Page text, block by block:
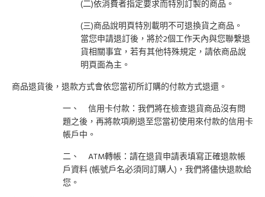
(二)依消費者指定要求而特別訂製的商品。
(三)商品說明頁特別載明不可退換貨之商品。
當您申請退訂後，將於2個工作天內與您聯繫退
貨相關事宜，若有其他特殊規定，請依商品說
明頁面為主。
商品退貨後，退款方式會依您當初所訂購的付款方式退還。
一、 信用卡付款：我們將在檢查退貨商品沒有問
題之後，再將款項刷退至您當初使用來付款的信用卡
帳戶中。
二、 ATM轉帳：請在退貨申請表填寫正確退款帳
戶資料 (帳號戶名必須同訂購人)，我們將儘快退款給
您。